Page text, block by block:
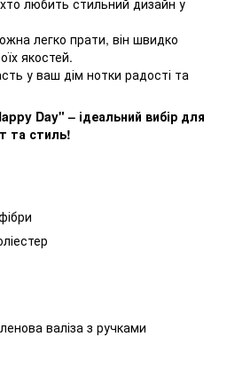
легко прати, він швидко
якостей.
у ваш дім нотки радості та
Day" – ідеальний вибір для
та стиль!
валіза з ручками